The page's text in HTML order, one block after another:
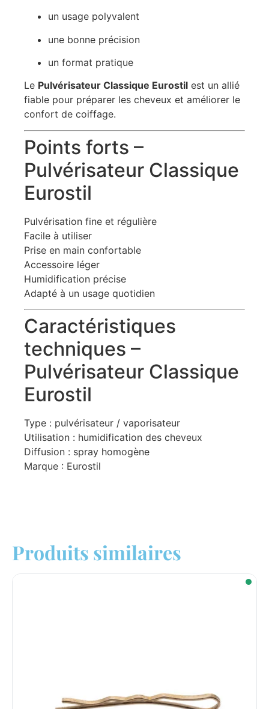
un usage polyvalent
une bonne précision
un format pratique
Le Pulvérisateur Classique Eurostil est un allié
fiable pour préparer les cheveux et améliorer le
confort de coiffage.
Points forts –
Pulvérisateur Classique
Eurostil
Pulvérisation fine et régulière
Facile à utiliser
Prise en main confortable
Accessoire léger
Humidification précise
Adapté à un usage quotidien
Caractéristiques
techniques –
Pulvérisateur Classique
Eurostil
Type : pulvérisateur / vaporisateur
Utilisation : humidification des cheveux
Diffusion : spray homogène
Marque : Eurostil
Produits similaires